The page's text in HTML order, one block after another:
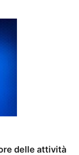
delle attività